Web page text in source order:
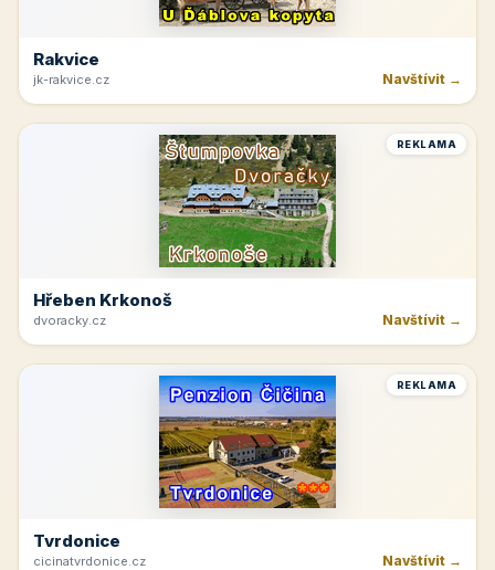
Rakvice
jk-rakvice.cz Navštívit →
REKLAMA
Hřeben Krkonoš
dvoracky.cz Navštívit →
REKLAMA
Tvrdonice
cicinatvrdonice.cz Navštívit →